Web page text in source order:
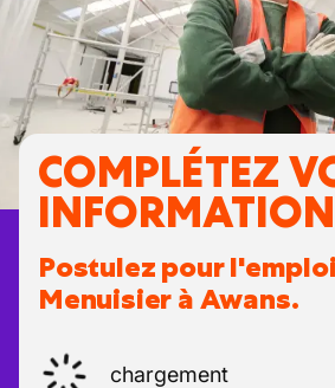
COMPLÉTEZ
Postulez pour l'emploi
Menuisier à Awans.
chargement